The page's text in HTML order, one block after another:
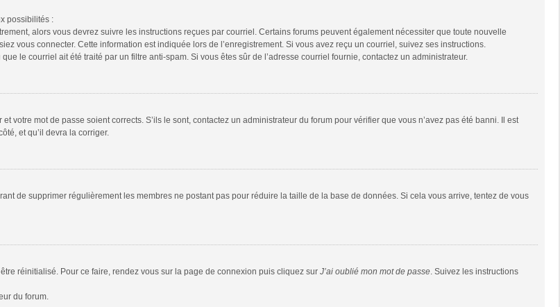
possibilités :
alors vous devrez suivre les instructions reçues par courriel. Certains forums peuvent également nécessiter que toute nouvelle
vous connecter. Cette information est indiquée lors de l’enregistrement. Si vous avez reçu un courriel, suivez ses instructions.
le courriel ait été traité par un filtre anti-spam. Si vous êtes sûr de l’adresse courriel fournie, contactez un administrateur.
votre mot de passe soient corrects. S’ils le sont, contactez un administrateur du forum pour vérifier que vous n’avez pas été banni. Il est
et qu’il devra la corriger.
de supprimer régulièrement les membres ne postant pas pour réduire la taille de la base de données. Si cela vous arrive, tentez de vous
réinitialisé. Pour ce faire, rendez vous sur la page de connexion puis cliquez sur J’ai oublié mon mot de passe. Suivez les instructions
du forum.